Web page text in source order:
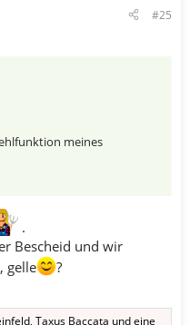
#25
meines
.
Bescheid und wir
gelle
?
, Taxus Baccata und eine